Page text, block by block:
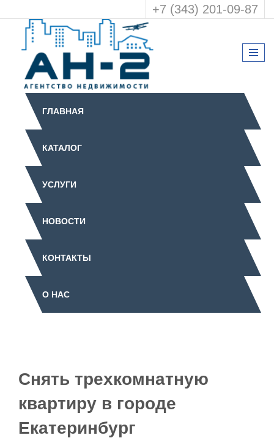
+7 (343) 201-09-87
ГЛАВНАЯ
КАТАЛОГ
УСЛУГИ
НОВОСТИ
КОНТАКТЫ
О НАС
Снять трехкомнатную
квартиру в городе
Екатеринбург